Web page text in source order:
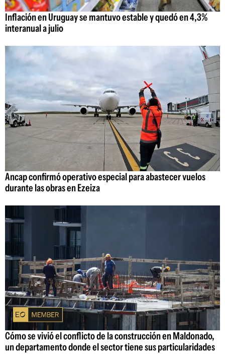
Inflación en Uruguay se mantuvo estable y quedó en 4,3%
interanual a julio
Ancap confirmó operativo especial para abastecer vuelos
durante las obras en Ezeiza
Cómo se vivió el conflicto de la construcción en Maldonado,
un departamento donde el sector tiene sus particularidades